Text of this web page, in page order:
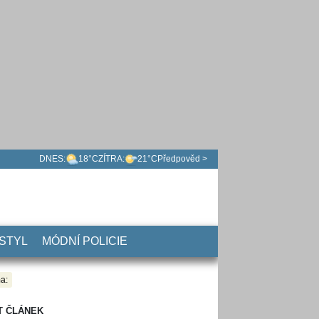
DNES: 18°CZÍTRA: 21°C Předpověd >
MÓDNÍ POLICIE
ČLÁNEK